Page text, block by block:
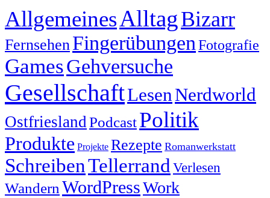
AllgemeinesAlltagBizarr
Fernsehen Fingerübungen Fotografie
GamesGehversuche
GesellschaftLesen Nerdworld
Ostfriesland PodcastPolitik
Produkte Projekte Rezepte Romanwerkstatt
SchreibenTellerrand Verlesen
Wandern WordPressWork